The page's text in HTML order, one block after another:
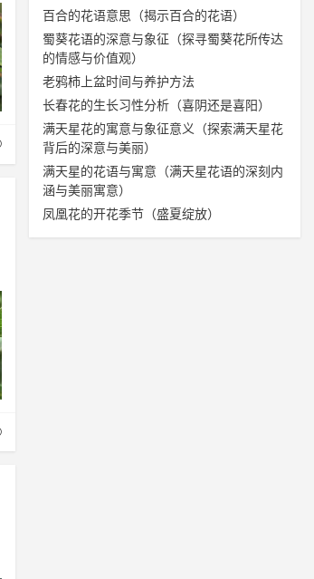
百合的花语意思（揭示百合的花语）
蜀葵花语的深意与象征（探寻蜀葵花所传达
的情感与价值观）
老鸦柿上盆时间与养护方法
长春花的生长习性分析（喜阴还是喜阳）
满天星花的寓意与象征意义（探索满天星花
背后的深意与美丽）
满天星的花语与寓意（满天星花语的深刻内
涵与美丽寓意）
凤凰花的开花季节（盛夏绽放）